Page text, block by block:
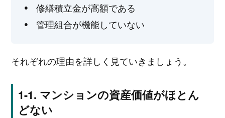
修繕積立金が高額である
管理組合が機能していない
それぞれの理由を詳しく見ていきましょう。
マンションの資産価値がほとん
どない